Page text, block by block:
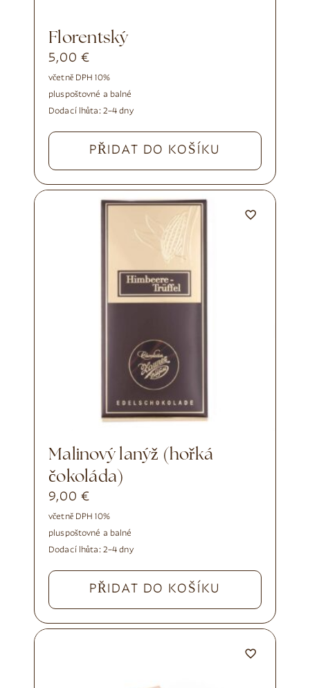
Florentský
5,00 €
včetně DPH 10%
pluspoštovné a balné
Dodací lhůta: 2–4 dny
PŘIDAT DO KOŠÍKU
Malinový lanýž (hořká
čokoláda)
9,00 €
včetně DPH 10%
pluspoštovné a balné
Dodací lhůta: 2–4 dny
PŘIDAT DO KOŠÍKU